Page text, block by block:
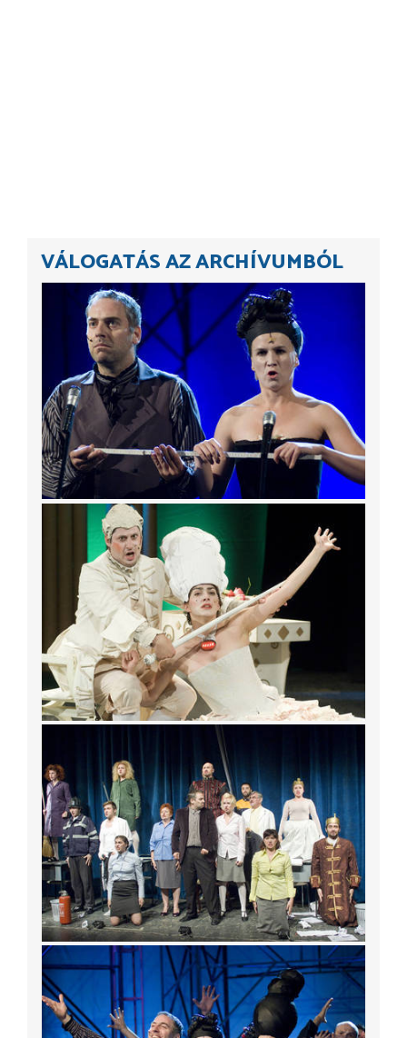
VÁLOGATÁS AZ ARCHÍVUMBÓL